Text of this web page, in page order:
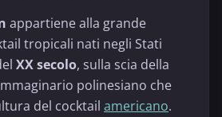
appartiene alla grande
tropicali nati negli Stati
XX secolo, sulla scia della
polinesiano che
del cocktail americano.